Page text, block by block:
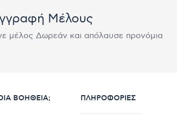
Μέλους
μέλος Δωρεάν και απόλαυσε προνόμια
ΒΟΉΘΕΙΑ; ΠΛΗΡΟΦΟΡΊΕΣ